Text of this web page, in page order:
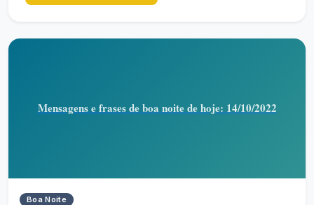
Mensagens e frases de boa noite de hoje: 14/10/2022
Boa Noite